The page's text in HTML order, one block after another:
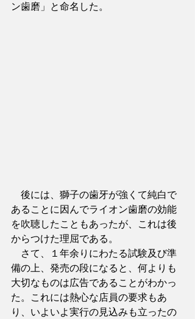
ン歯磨」と命名した。
後には、獅子の歯牙が強くて純白で
あることに因んでライオン歯磨の効能
を吹聴したこともあったが、これは後
からつけた理屈である。
さて、１年余りにわたる試験及び準
備の上、発売の段になると、何よりも
大切なものは広告であることがわかっ
た。これには熱心な店員の要求もあ
り、いよいよ実行の見込みも立ったの